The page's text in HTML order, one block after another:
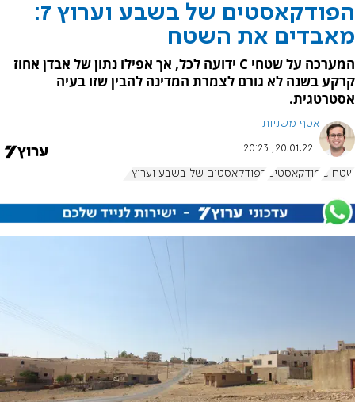
הפודקאסטים של בשבע וערוץ 7:
מאבדים את השטח
המערכה על שטחי C ידועה לכל, אך אפילו נתון של אבדן אחוז
קרקע בשנה לא גורם לצמרת המדינה להבין שזו בעיה
אסטרטגית.
אסף משניות
20.01.22, 20:23
שטח C פודקאסטים הפודקאסטים של בשבע וערוץ 7